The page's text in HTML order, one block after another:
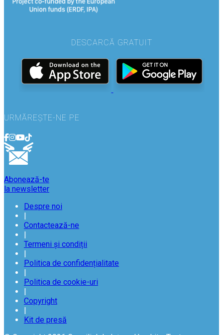
DESCARCĂ GRATUIT
URMĂREȘTE-NE PE
Abonează-te
la newsletter
Despre noi
|
Contactează-ne
|
Termeni și condiții
|
Politica de confidențialitate
|
Politica de cookie-uri
|
Copyright
|
Kit de presă